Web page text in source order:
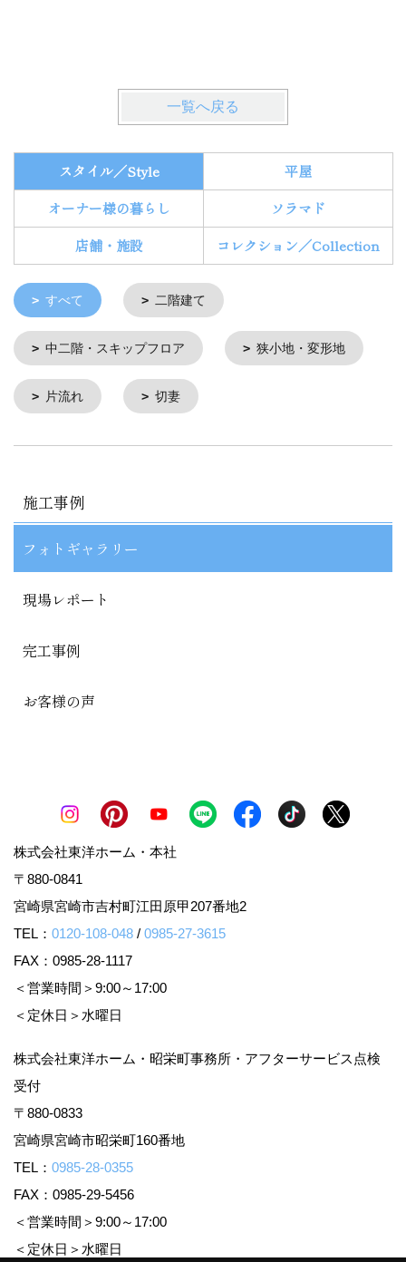
一覧へ戻る
スタイル／Style
平屋
オーナー様の暮らし
ソラマド
店舗・施設
コレクション／Collection
すべて 二階建て
中二階・スキップフロア 狭小地・変形地
片流れ 切妻
施工事例
フォトギャラリー
現場レポート
完工事例
お客様の声
株式会社東洋ホーム・本社
〒880-0841
宮崎県宮崎市吉村町江田原甲207番地2
TEL： 0120-108-048 / 0985-27-3615
FAX：0985-28-1117
＜営業時間＞9:00～17:00
＜定休日＞水曜日
株式会社東洋ホーム・昭栄町事務所・アフターサービス点検
受付
〒880-0833
宮崎県宮崎市昭栄町160番地
TEL： 0985-28-0355
FAX：0985-29-5456
＜営業時間＞9:00～17:00
＜定休日＞水曜日